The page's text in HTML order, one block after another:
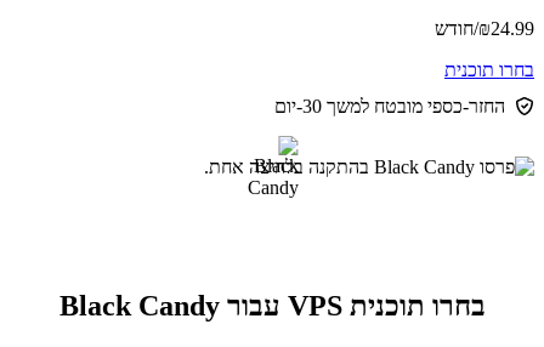
24.99
₪/חודש
בחרו תוכנית
החזר-כספי מובטח למשך 30-יום
בחרו תוכנית VPS עבור Black Candy